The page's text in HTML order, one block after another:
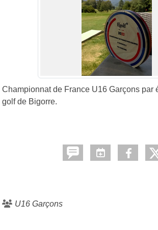
Championnat de France U16 Garçons par
golf de Bigorre.
U16 Garçons